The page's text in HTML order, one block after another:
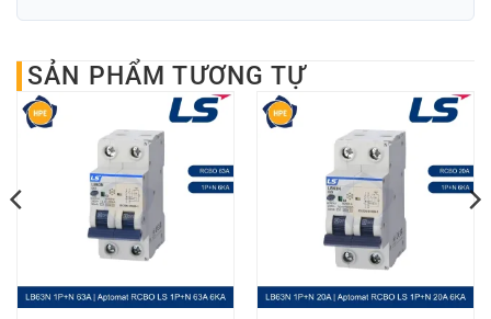
SẢN PHẨM TƯƠNG TỰ